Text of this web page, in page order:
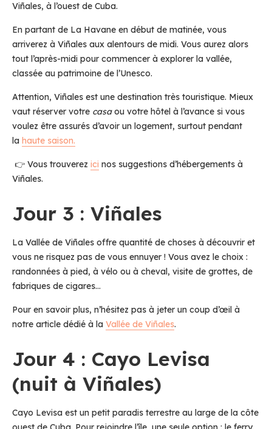
Viñales, à l’ouest de Cuba.
En partant de La Havane en début de matinée, vous
arriverez à Viñales aux alentours de midi. Vous aurez alors
tout l’après-midi pour commencer à explorer la vallée,
classée au patrimoine de l’Unesco.
Attention, Viñales est une destination très touristique. Mieux
vaut réserver votre casaou votre hôtel à l’avance si vous
voulez être assurés d’avoir un logement, surtout pendant
la haute saison.
👉 Vous trouverez ici nos suggestions d’hébergements à
Viñales.
Jour 3 : Viñales
La Vallée de Viñales offre quantité de choses à découvrir et
vous ne risquez pas de vous ennuyer ! Vous avez le choix :
randonnées à pied, à vélo ou à cheval, visite de grottes, de
fabriques de cigares…
Pour en savoir plus, n’hésitez pas à jeter un coup d’œil à
notre article dédié à la Vallée de Viñales.
Jour 4 : Cayo Levisa
(nuit à Viñales)
Cayo Levisa est un petit paradis terrestre au large de la côte